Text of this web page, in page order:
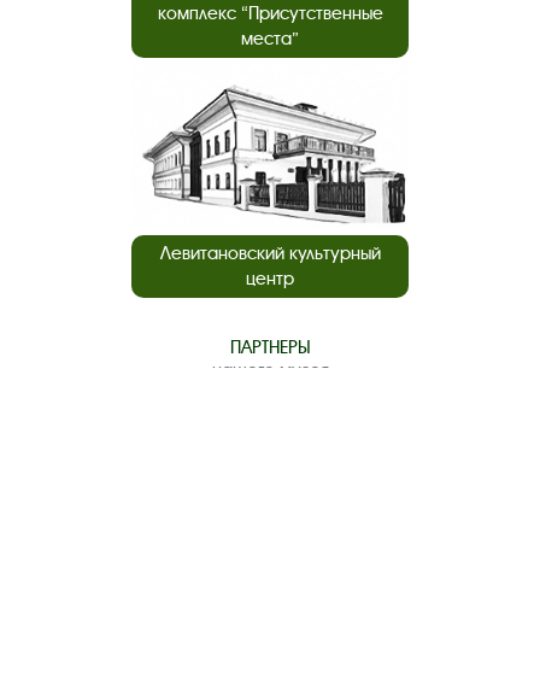
комплекс “Присутственные
места”
Левитановский культурный
центр
ПАРТНЕРЫ
нашего музея